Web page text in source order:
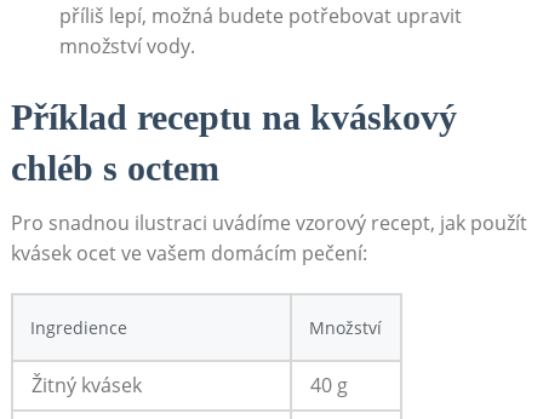
příliš lepí, možná budete⁢ potřebovat upravit
množství vody.
Příklad receptu na kváskový
chléb s⁢ octem
Pro snadnou ilustraci ‍uvádíme vzorový ⁣recept,⁢ jak použít
kvásek⁤ ocet ve vašem domácím ‌pečení:
Ingredience Množství
Žitný kvásek
40 g